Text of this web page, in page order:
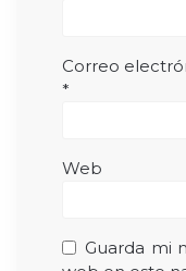
Correo
*
Web
Guarda mi